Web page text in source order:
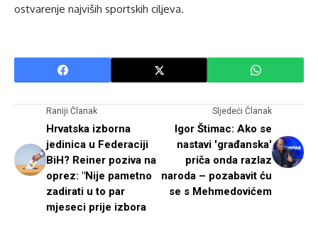
ostvarenje najviših sportskih ciljeva.
Raniji Članak
Hrvatska izborna
jedinica u Federaciji
BiH? Reiner poziva na
oprez: "Nije pametno
zadirati u to par
mjeseci prije izbora
Sljedeći Članak
Igor Štimac: Ako se
nastavi 'građanska'
priča onda razlaz
naroda – pozabavit ću
se s Mehmedovićem